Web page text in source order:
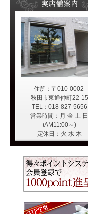
住所：〒010-0002
秋田市東通仲町22-15
TEL：018-827-5656
営業時間：月 金 土 日
(AM11:00～)
定休日：火 水 木